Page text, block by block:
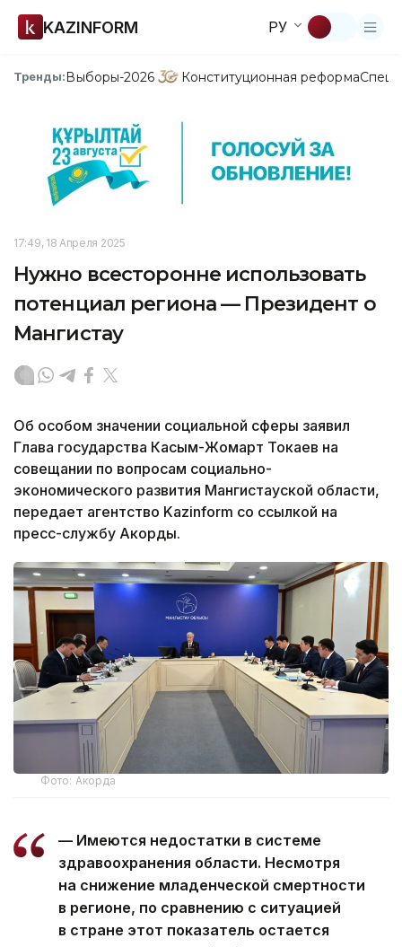
KAZINFORM РУ
Тренды:Выборы-2026 Конституционная реформа
17:49, 18 Апреля 2025
Нужно всесторонне использовать
потенциал региона — Президент о
Мангистау
Об особом значении социальной сферы заявил
Глава государства Касым-Жомарт Токаев на
совещании по вопросам социально-
экономического развития Мангистауской области,
передает агентство Kazinform со ссылкой на
пресс-службу Акорды.
Фото: Акорда
— Имеются недостатки в системе
здравоохранения области. Несмотря
на снижение младенческой смертности
в регионе, по сравнению с ситуацией
в стране этот показатель остается